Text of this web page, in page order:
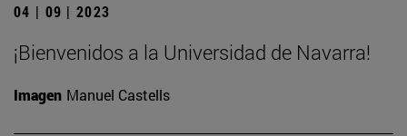
04 | 09 | 2023
¡Bienvenidos a la Universidad de Navarra!
Imagen Manuel Castells